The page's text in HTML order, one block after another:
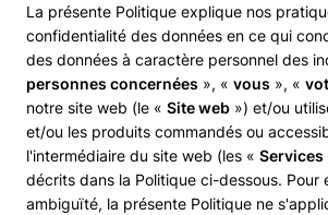
La présente Politique explique nos
confidentialité des données en ce qui
des données à caractère personnel des
personnes concernées », « vous », «
notre site web (le « Site web ») et/ou
et/ou les produits commandés ou
l'intermédiaire du site web (les « Services
décrits dans la Politique ci-dessous. Pour
ambiguïté, la présente Politique ne